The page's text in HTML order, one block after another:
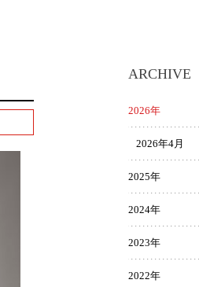
ARCHIVE
2026年
2026年4月
2025年
2024年
2023年
2022年